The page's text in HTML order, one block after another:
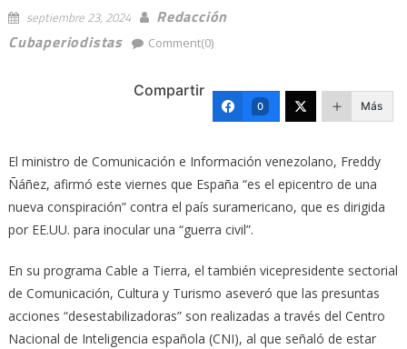
septiembre 23, 2024
Redacción
Cubaperiodistas
Comment(0)
Compartir
0 Más
El ministro de Comunicación e Información venezolano, Freddy
Ñáñez, afirmó este viernes que España “es el epicentro de una
nueva conspiración” contra el país suramericano, que es dirigida
por EE.UU. para inocular una “guerra civil”.
En su programa Cable a Tierra, el también vicepresidente sectorial
de Comunicación, Cultura y Turismo aseveró que las presuntas
acciones “desestabilizadoras” son realizadas a través del Centro
Nacional de Inteligencia española (CNI), al que señaló de estar